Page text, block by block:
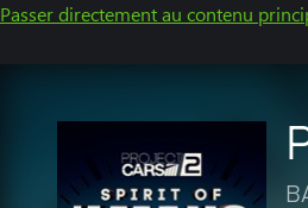
Passer directement au contenu